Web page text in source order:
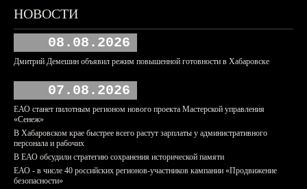
НОВОСТИ
08.08.2026
Дмитрий Демешин объявил режим повышенной готовности в Хабаровске
07.08.2026
ЕАО станет пилотным регионом нового проекта Мастерской управления
«Сенеж»
В Хабаровском крае быстрее всего растут зарплаты у административного
персонала и рабочих
В ЕАО обсудили стратегию сохранения исторической памяти
ЕАО - в числе 40 российских регионов-участников кампании «Продвижение
безопасности»